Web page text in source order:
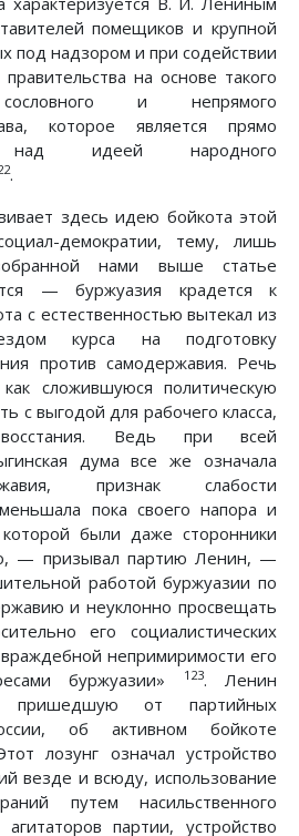
помещиков и крупной
под надзором и при содействии
на основе такого
сословного и непрямого
которое является прямо
над идеей народного
.
здесь идею бойкота этой
демократии, тему, лишь
нами выше статье
— буржуазия крадется к
с естественностью вытекал из
курса на подготовку
против самодержавия. Речь
сложившуюся политическую
с выгодой для рабочего класса,
Ведь при всей
дума все же означала
признак слабости
пока своего напора и
были даже сторонники
— призывал партию Ленин, —
работой буржуазии по
и неуклонно просвещать
его социалистических
непримиримости его
буржуазии»
123. Ленин
пришедшую от партийных
об активном бойкоте
лозунг означал устройство
везде и всюду, использование
путем насильственного
партии, устройство